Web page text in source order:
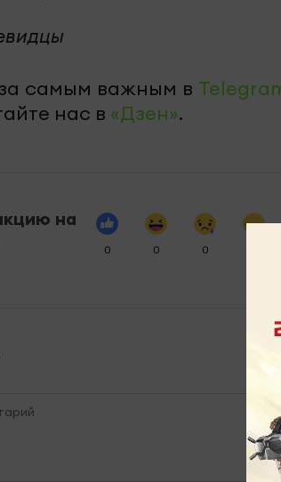
самым важным в
нас в «Дзен».
на
0 0 0